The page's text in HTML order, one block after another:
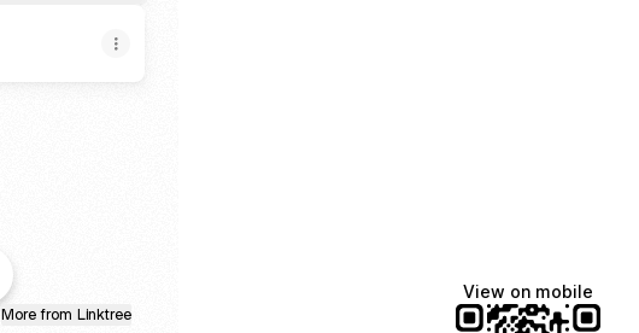
More from Linktree
View on mobile